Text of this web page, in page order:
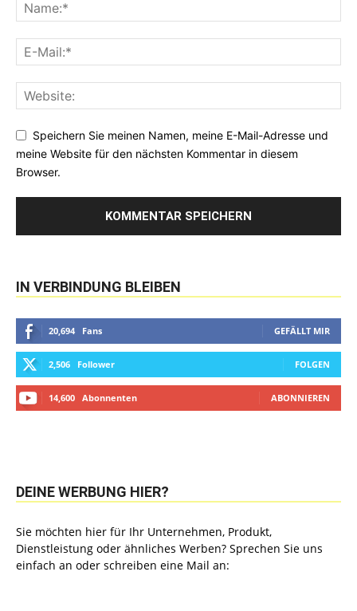
Speichern Sie meinen Namen, meine E-Mail-Adresse und
meine Website für den nächsten Kommentar in diesem
Browser.
IN VERBINDUNG BLEIBEN
20,694 Fans GEFÄLLT MIR
2,506 Follower FOLGEN
14,600 Abonnenten ABONNIEREN
DEINE WERBUNG HIER?
Sie möchten hier für Ihr Unternehmen, Produkt,
Dienstleistung oder ähnliches Werben? Sprechen Sie uns
einfach an oder schreiben eine Mail an: